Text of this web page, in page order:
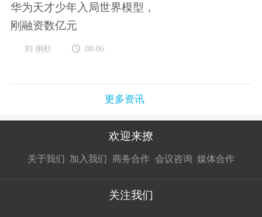
华为天才少年入局世界模型，
刚融资数亿元
刘 俐杉 08-06
更多资讯
欢迎来撩
关于我们 加入我们
接扔简历
商务合作
接开聊
会议咨询 媒体合作
接开聊
关注我们